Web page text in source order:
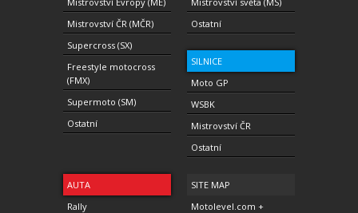
Mistrovství ČR (MČR)
Supercross (SX)
Freestyle motocross
(FMX)
Supermoto (SM)
Ostatní
Ostatní
SILNICE
Moto GP
WSBK
Mistrovství ČR
Ostatní
AUTA
Rally
SITE MAP
Motolevel.com +